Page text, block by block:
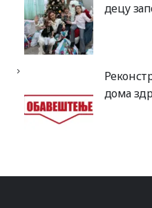
децу
дома